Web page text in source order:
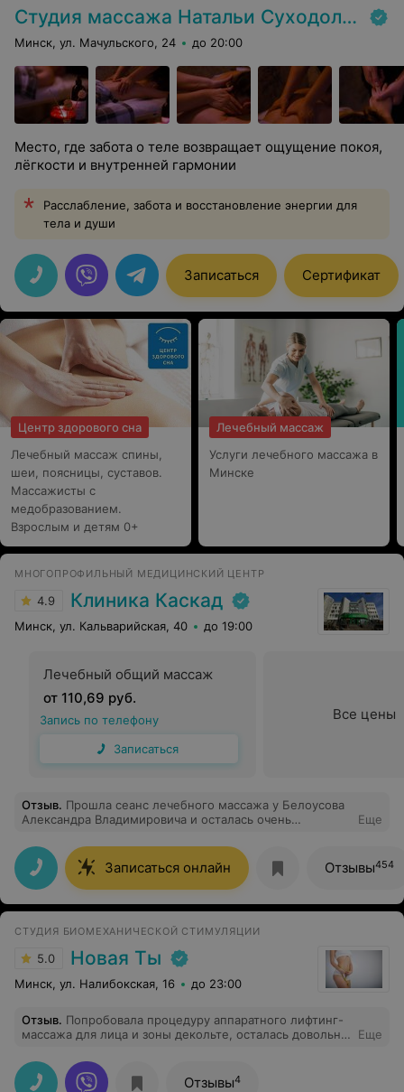
Студия массажа Натальи Суходольской
Минск, ул. Мачульского, 24 до 20:00
Место, где забота о теле возвращает ощущение покоя,
лёгкости и внутренней гармонии
Расслабление, забота и восстановление энергии для
тела и души
Записаться Сертификат
Центр здорового сна
Лечебный массаж спины,
шеи, поясницы, суставов.
Массажисты с
медобразованием.
Взрослым и детям 0+
Лечебный массаж
Услуги лечебного массажа в
Минске
МНОГОПРОФИЛЬНЫЙ МЕДИЦИНСКИЙ ЦЕНТР
4.9 Клиника Каскад
Минск, ул. Кальварийская, 40 до 19:00
Лечебный общий массаж
от 110,69 руб.
Запись по телефону
Записаться
Все цены
Отзыв. Прошла сеанс лечебного массажа у Белоусова
Александра Владимировича и осталась очень
значительное облегчение в спине и шейно-
воротниковой зоне. Мастер очень профессионально
подходил к процедурам, тщательно прорабатывал все
проблемные зоны. Ощущение полного расслабления и
благодати после массажа. Рекомендую, теперь буду
Еще
Записаться онлайн Отзывы454
СТУДИЯ БИОМЕХАНИЧЕСКОЙ СТИМУЛЯЦИИ
5.0 Новая Ты
Минск, ул. Налибокская, 16 до 23:00
Отзыв. Попробовала процедуру аппаратного лифтинг-
массажа для лица и зоны декольте, осталась довольна
можно оценить эффект.
Еще
Отзывы4